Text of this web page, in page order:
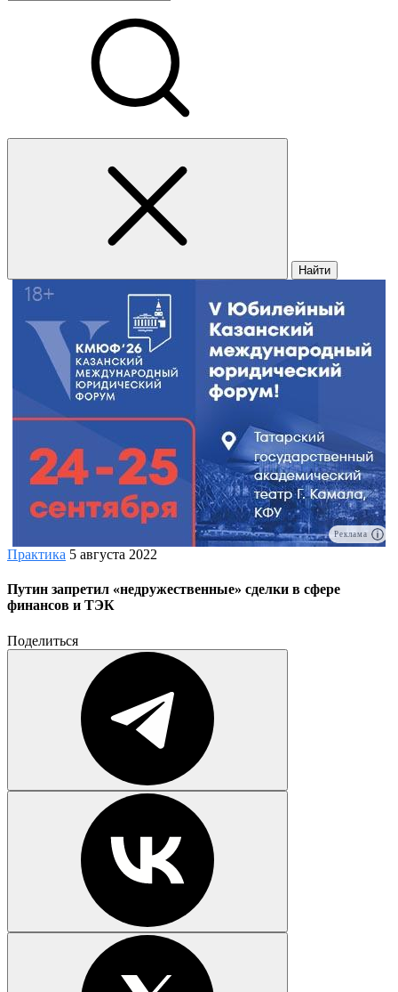
Найти
Реклама
Практика 5 августа 2022
Путин запретил «недружественные» сделки в сфере
финансов и ТЭК
Поделиться